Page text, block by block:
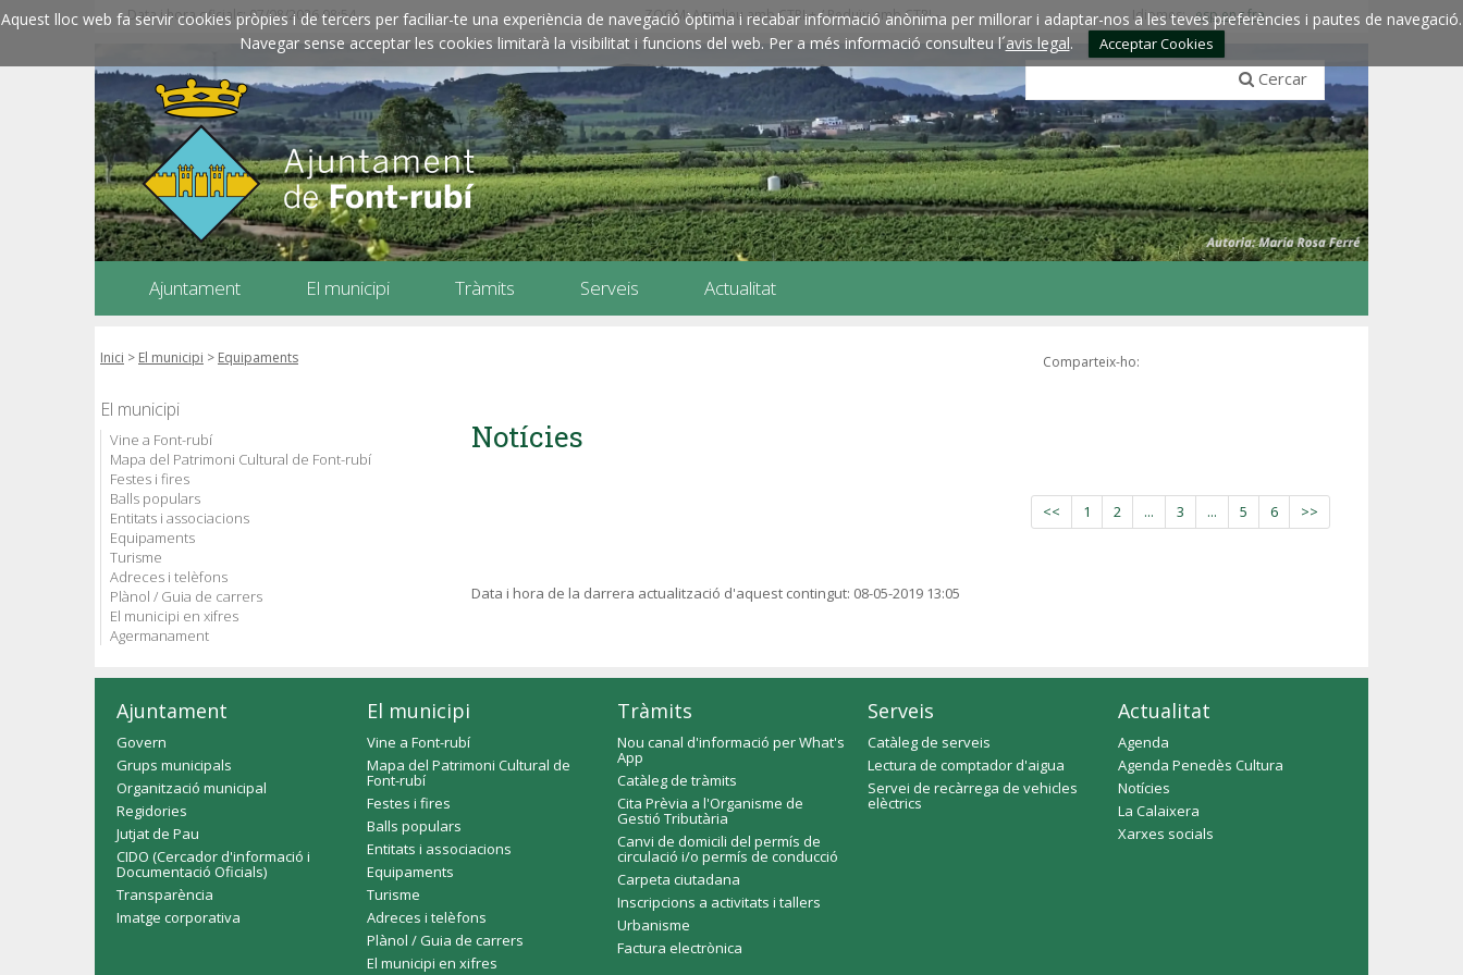
Aquest lloc web fa servir cookies pròpies i de tercers per faciliar-te una experiència de navegació òptima i recabar informació anònima per millorar i adaptar-nos a les teves preferències i pautes de navegació.
Navegar sense acceptar les cookies limitarà la visibilitat i funcions del web. Per a més informació consulteu l´avis legal. Acceptar Cookies
Data i hora oficials: 07/08/2026 08:54 ZOOM: Amplieu amb CTRL+ / Reduïu amb CTRL- Idiomes:esp engfra
Cercar
Ajuntament El municipi Tràmits Serveis Actualitat
Inici > El municipi > Equipaments Comparteix-ho:
El municipi
Vine a Font-rubí
Mapa del Patrimoni Cultural de Font-rubí
Festes i fires
Balls populars
Entitats i associacions
Equipaments
Turisme
Adreces i telèfons
Plànol / Guia de carrers
El municipi en xifres
Agermanament
Notícies
<< 1 2 ... 3 ... 5 6 >>
Data i hora de la darrera actualització d'aquest contingut: 08-05-2019 13:05
Ajuntament
Govern
Grups municipals
Organització municipal
Regidories
Jutjat de Pau
CIDO (Cercador d'informació i
Documentació Oficials)
Transparència
Imatge corporativa
El municipi
Vine a Font-rubí
Mapa del Patrimoni Cultural de
Font-rubí
Festes i fires
Balls populars
Entitats i associacions
Equipaments
Turisme
Adreces i telèfons
Plànol / Guia de carrers
El municipi en xifres
Tràmits
Nou canal d'informació per What's
App
Catàleg de tràmits
Cita Prèvia a l'Organisme de
Gestió Tributària
Canvi de domicili del permís de
circulació i/o permís de conducció
Carpeta ciutadana
Inscripcions a activitats i tallers
Urbanisme
Factura electrònica
Serveis
Catàleg de serveis
Lectura de comptador d'aigua
Servei de recàrrega de vehicles
elèctrics
Actualitat
Agenda
Agenda Penedès Cultura
Notícies
La Calaixera
Xarxes socials